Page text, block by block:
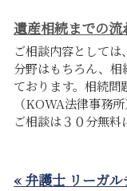
遺産相続までの流
ご相談内容として
分野はもちろん、
ております。相続
（KOWA法律事務
ご相談は３０分無料
« 弁護士 リーガ